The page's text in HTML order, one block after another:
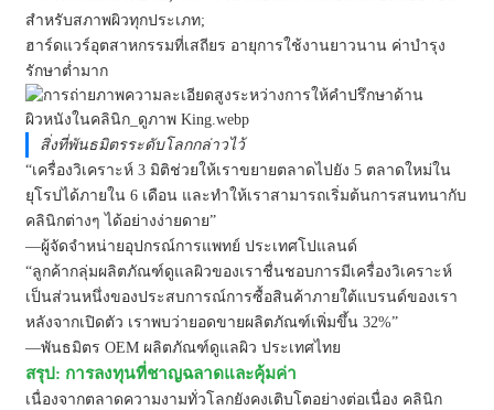
สำหรับสภาพผิวทุกประเภท;
ฮาร์ดแวร์อุตสาหกรรมที่เสถียร อายุการใช้งานยาวนาน ค่าบำรุง
รักษาต่ำมาก
สิ่งที่พันธมิตรระดับโลกกล่าวไว้
“เครื่องวิเคราะห์ 3 มิติช่วยให้เราขยายตลาดไปยัง 5 ตลาดใหม่ใน
ยุโรปได้ภายใน 6 เดือน และทำให้เราสามารถเริ่มต้นการสนทนากับ
คลินิกต่างๆ ได้อย่างง่ายดาย”
—ผู้จัดจำหน่ายอุปกรณ์การแพทย์ ประเทศโปแลนด์
“ลูกค้ากลุ่มผลิตภัณฑ์ดูแลผิวของเราชื่นชอบการมีเครื่องวิเคราะห์
เป็นส่วนหนึ่งของประสบการณ์การซื้อสินค้าภายใต้แบรนด์ของเรา
หลังจากเปิดตัว เราพบว่ายอดขายผลิตภัณฑ์เพิ่มขึ้น 32%”
—พันธมิตร OEM ผลิตภัณฑ์ดูแลผิว ประเทศไทย
สรุป: การลงทุนที่ชาญฉลาดและคุ้มค่า
เนื่องจากตลาดความงามทั่วโลกยังคงเติบโตอย่างต่อเนื่อง คลินิก